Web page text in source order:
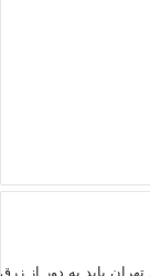
تهران باید به دور از